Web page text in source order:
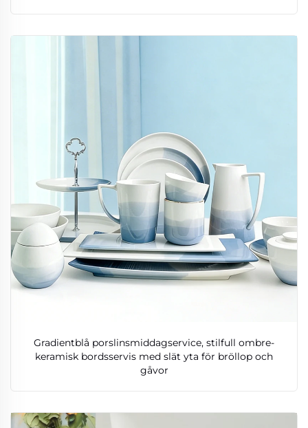
Gradientblå porslinsmiddagservice, stilfull ombre-
keramisk bordsservis med slät yta för bröllop och
gåvor